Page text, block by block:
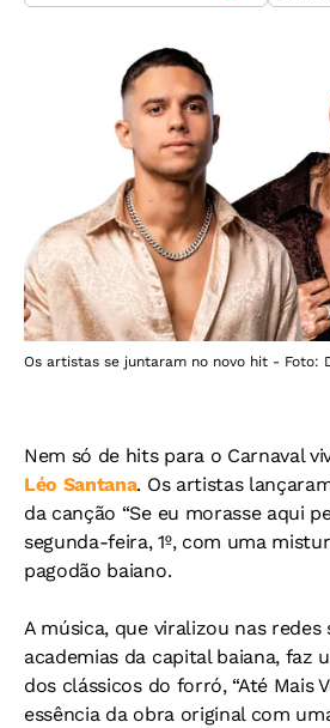
Os artistas se juntaram no novo hit - Foto:
Nem só de hits para o Carnaval
Léo Santana. Os artistas
da canção “Se eu morasse aqui
segunda-feira, 1º, com uma
pagodão baiano.
A música, que viralizou nas redes
academias da capital baiana, faz
dos clássicos do forró, “Até Mais
essência da obra original com